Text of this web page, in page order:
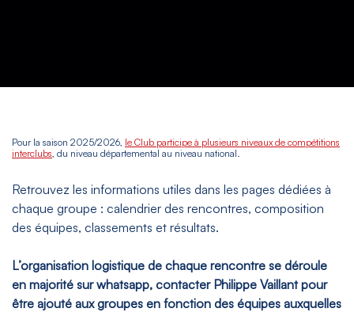
Pour la saison 2025/2026, le Club participe à plusieurs niveaux de compétitions
interclubs, du niveau départemental au niveau national.
Retrouvez les informations utiles dans les pages dédiées à
chaque groupe : calendrier des rencontres, composition
des équipes, classements et résultats.
L’organisation logistique de chaque rencontre se déroule
en majorité sur whatsapp, contacter Philippe Vaillant pour
être ajouté aux groupes en fonction des équipes auxquelles